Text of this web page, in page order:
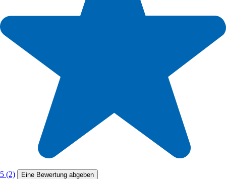
5 (2) Eine Bewertung abgeben